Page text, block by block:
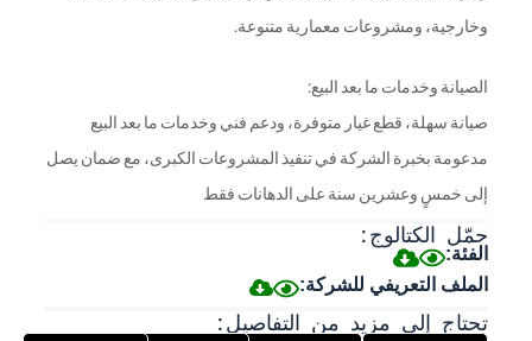
وخارجية، ومشروعات معمارية متنوعة.
الصيانة وخدمات ما بعد البيع:
صيانة سهلة، قطع غيار متوفرة، ودعم فني وخدمات ما بعد البيع
مدعومة بخبرة الشركة في تنفيذ المشروعات الكبرى، مع ضمان يصل
إلى خمسٍ وعشرين سنة على الدهانات فقط
حمّل الكتالوج:
الفئة:
الملف التعريفي للشركة:
تحتاج إلى مزيد من التفاصيل: